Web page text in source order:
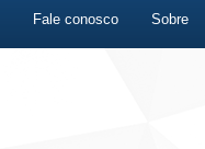
Fale conosco Sobre